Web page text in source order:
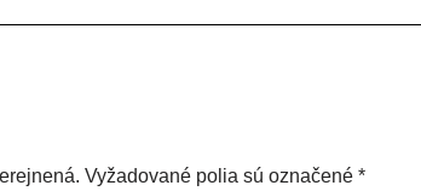
Vyžadované polia sú označené *